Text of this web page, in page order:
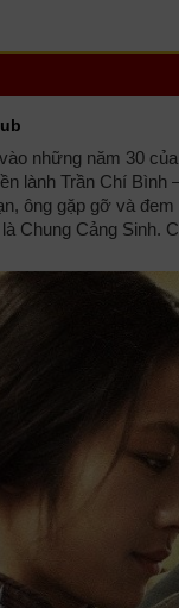
những năm 30
lành Trần Chí
ông gặp gỡ và
Chung Cảng Sinh.